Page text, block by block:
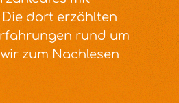
dort erzählten
rund um
zum Nachlesen